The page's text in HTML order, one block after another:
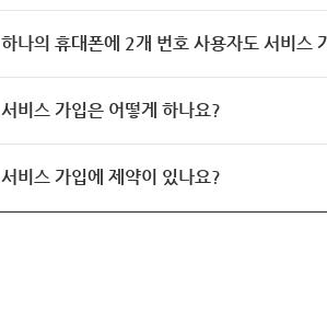
하나의 휴대폰에 2개 번호 사용자도 서비스
서비스 가입은 어떻게 하나요?
서비스 가입에 제약이 있나요?